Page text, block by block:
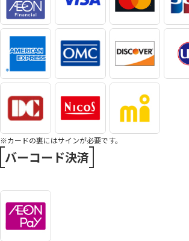
※カードの裏にはサインが必要です。
バーコード決済